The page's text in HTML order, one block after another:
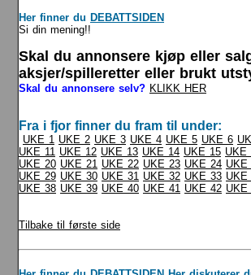
Her finner du DEBATTSIDEN
Si din mening!!
Skal du annonsere kjøp eller
aksjer/spilleretter eller brukt
Skal du annonsere selv? KLIKK HER
Fra i fjor finner du fram til under:
UKE 1 UKE 2 UKE 3 UKE 4 UKE 5 UKE 6
UKE 11 UKE 12 UKE 13 UKE 14 UKE 15 UKE
UKE 20 UKE 21 UKE 22 UKE 23 UKE 24 UKE
UKE 29 UKE 30 UKE 31 UKE 32 UKE 33 UKE
UKE 38 UKE 39 UKE 40 UKE 41 UKE 42 UKE
Tilbake til første side